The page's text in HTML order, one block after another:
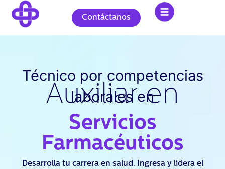
contenido
Contáctanos
Técnico por competencias
laborales en
Auxiliar en
Servicios
Farmacéuticos
Desarrolla tu carrera en salud. Ingresa y lidera el